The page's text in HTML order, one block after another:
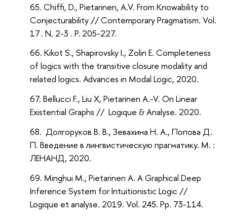
Chiffi, D., Pietarinen, A.V. From Knowability to
Conjecturability // Contemporary Pragmatism. Vol.
‏ 17. N. ‏ 2-3. P. 205-227.
Kikot S., Shapirovsky I., Zolin E. Completeness
of logics with the transitive closure modality and
related logics. Advances in Modal Logic, 2020.
Bellucci F., Liu X, Pietarinen A.-V. On Linear
Existential Graphs // Logique & Analyse. 2020.
Долгоруков В. В., Зевахина Н. А., Попова Д.
П. Введение в лингвистическую прагматику. М. :
ЛЕНАНД, 2020.
Minghui M., Pietarinen A. A Graphical Deep
Inference System for Intuitionistic Logic //
Logique et analyse. 2019. Vol. 245. Pp. 73-114.